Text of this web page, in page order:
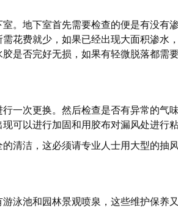
。地下室首先需要检查的便是有没有
花费就少，如果已经出现大面积渗水
是否完好无损，如果有轻微脱落都需
一次更换。然后检查是否有异常的气
可以进行加固和用胶布对漏风处进行粘
清洁，这必须请专业人士用大型的抽
泳池和园林景观喷泉，这些维护保养